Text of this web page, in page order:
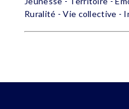
Ruralité - Vie collective -